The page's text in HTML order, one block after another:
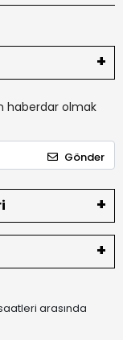
haberdar olmak
Gönder
arasında